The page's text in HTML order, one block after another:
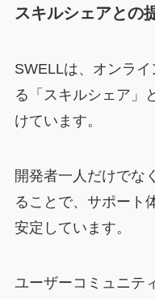
スキルシェアとの
SWELLは、オンラ
る「スキルシェア」
けています。
開発者一人だけでな
ることで、サポート
安定しています。
ユーザーコミュニテ